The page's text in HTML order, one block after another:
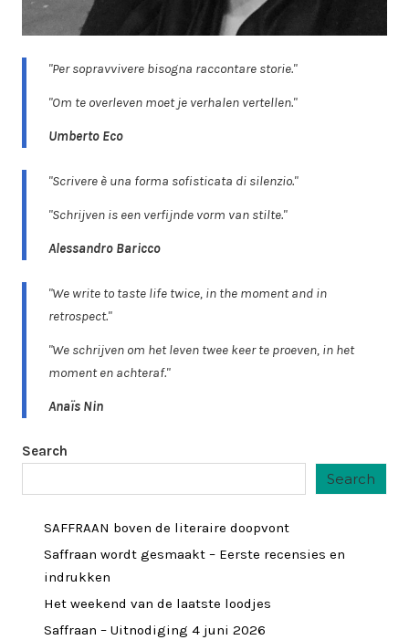
"Per sopravvivere bisogna raccontare storie."
"Om te overleven moet je verhalen vertellen."
Umberto Eco
"Scrivere è una forma sofisticata di silenzio."
"Schrijven is een verfijnde vorm van stilte."
Alessandro Baricco
"We write to taste life twice, in the moment and in
retrospect."
"We schrijven om het leven twee keer te proeven, in het
moment en achteraf."
Anaïs Nin
Search
Search
SAFFRAAN boven de literaire doopvont
Saffraan wordt gesmaakt – Eerste recensies en
indrukken
Het weekend van de laatste loodjes
Saffraan – Uitnodiging 4 juni 2026